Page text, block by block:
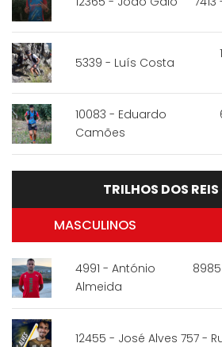
5339 - Luís Costa
10083 - Eduardo
Camões
TRILHOS DOS
MASCULINOS
4991 - António
Almeida
12455 - José Alves 757 -